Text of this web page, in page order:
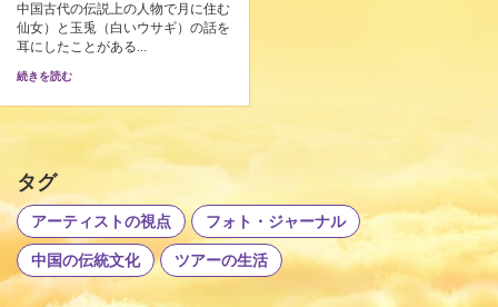
中国古代の伝説上の人物で月に住む
仙女）と玉兎（白いウサギ）の話を
耳にしたことがある...
続きを読む
タグ
アーティストの視点 フォト・ジャーナル
中国の伝統文化 ツアーの生活